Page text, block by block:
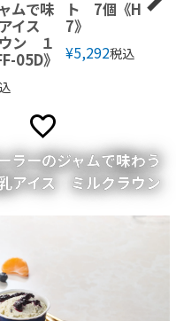
ムで味
イス
ン １
05D》
ト 7個《HFIT-
7》
¥5,292税込
ラーのジャムで味わう
アイス ミルクラウン